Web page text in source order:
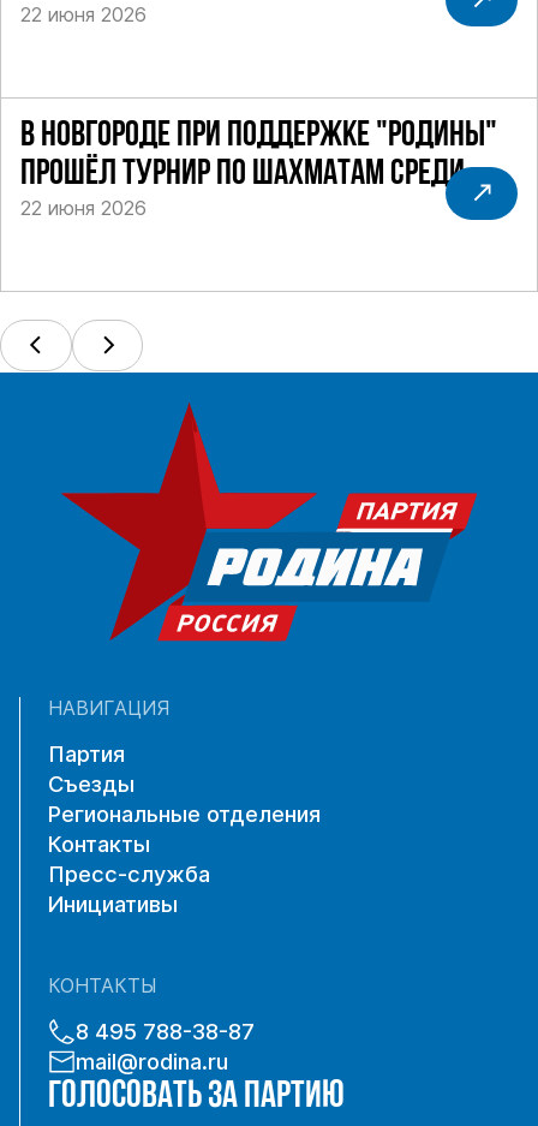
22 июня 2026
В НОВГОРОДЕ ПРИ ПОДДЕРЖКЕ "РОДИНЫ"
ПРОШЁЛ ТУРНИР ПО ШАХМАТАМ СРЕДИ
СИЛОВИКОВ
22 июня 2026
НАВИГАЦИЯ
Партия
Съезды
Региональные отделения
Контакты
Пресс-служба
Инициативы
КОНТАКТЫ
8 495 788-38-87
mail@rodina.ru
ГОЛОСОВАТЬ ЗА ПАРТИЮ